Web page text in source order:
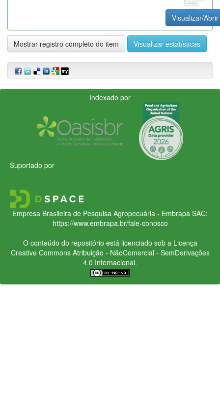
Visualizar/Abrir
Mostrar registro completo do item Visualizar estatísticas
Indexado por
Suportado por
Empresa Brasileira de Pesquisa Agropecuária - Embrapa SAC:
https://www.embrapa.br/fale-conosco
O conteúdo do repositório está licenciado sob a Licença
Creative CommonsAtribuição - NãoComercial - SemDerivações
4.0 Internacional.